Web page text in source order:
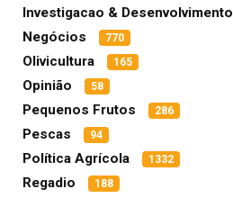
Investigacao & Desenvolvimento
Negócios 770
Olivicultura 165
Opinião 58
Pequenos Frutos 286
Pescas 94
Política Agrícola 1332
Regadio 188